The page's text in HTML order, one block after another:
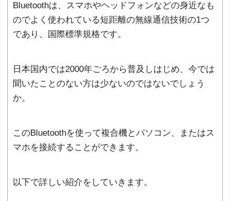
Bluetoothは、スマホやヘッドフォンなどの身近なも
のでよく使われている短距離の無線通信技術の1つ
であり、国際標準規格です。
日本国内では2000年ごろから普及しはじめ、今では
聞いたことのない方は少ないのではないでしょう
か。
このBluetoothを使って複合機とパソコン、またはス
マホを接続することができます。
以下で詳しい紹介をしていきます。